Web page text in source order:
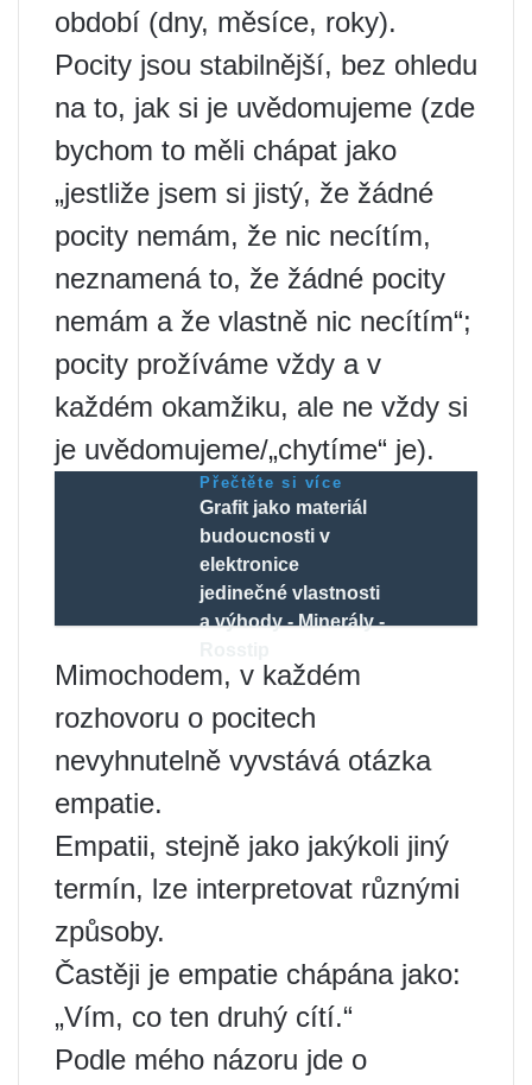
období (dny, měsíce, roky).
Pocity jsou stabilnější, bez ohledu
na to, jak si je uvědomujeme (zde
bychom to měli chápat jako
„jestliže jsem si jistý, že žádné
pocity nemám, že nic necítím,
neznamená to, že žádné pocity
nemám a že vlastně nic necítím“;
pocity prožíváme vždy a v
každém okamžiku, ale ne vždy si
je uvědomujeme/„chytíme“ je).
Přečtěte si více
Grafit jako materiál
budoucnosti v
elektronice
jedinečné vlastnosti
a výhody - Minerály -
Mimochodem, v každém
rozhovoru o pocitech
nevyhnutelně vyvstává otázka
empatie.
Empatii, stejně jako jakýkoli jiný
termín, lze interpretovat různými
způsoby.
Častěji je empatie chápána jako:
„Vím, co ten druhý cítí.“
Podle mého názoru jde o